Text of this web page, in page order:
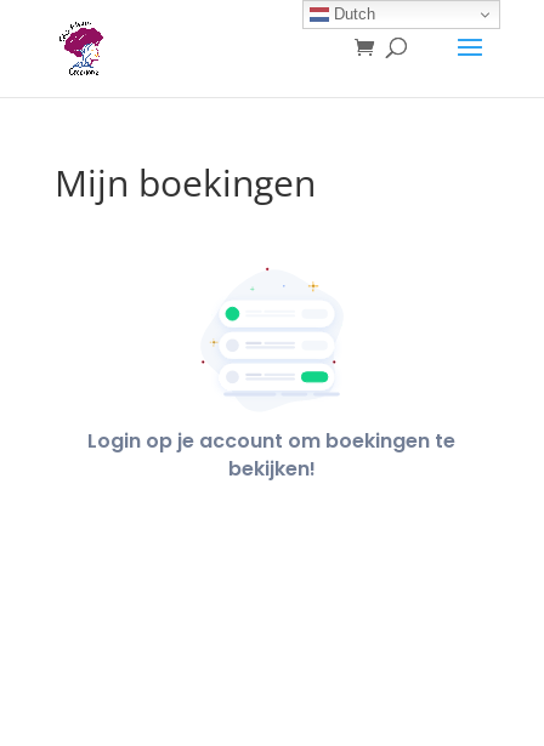
Mijn boekingen
Login op je account om boekingen te
bekijken!
Dutch